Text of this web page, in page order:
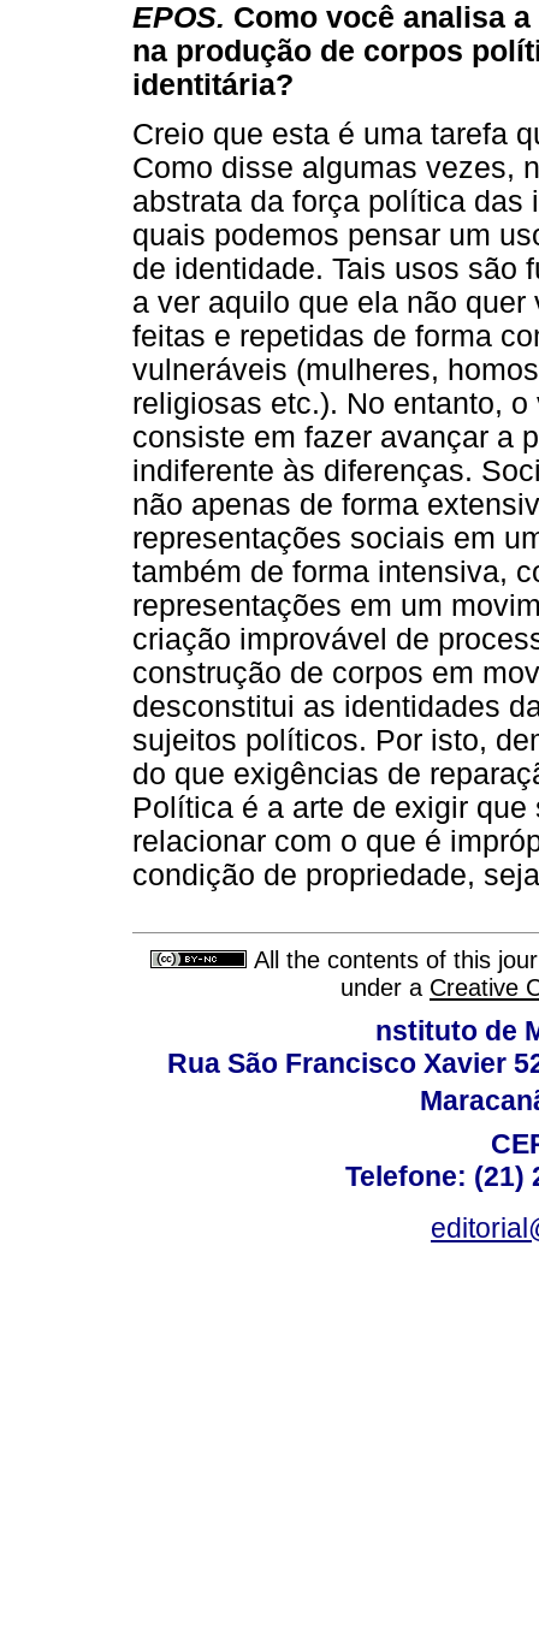
EPOS. Como você analisa
na produção de corpos
identitária?
Creio que esta é uma tarefa
Como disse algumas vezes,
abstrata da força política
quais podemos pensar um
de identidade. Tais usos são
a ver aquilo que ela não
feitas e repetidas de forma
vulneráveis (mulheres,
religiosas etc.). No entanto,
consiste em fazer avançar a
indiferente às diferenças.
não apenas de forma
representações sociais em
também de forma intensiva,
representações em um
criação improvável de
construção de corpos em
desconstitui as identidades
sujeitos políticos. Por isto,
do que exigências de
Política é a arte de exigir
relacionar com o que é
condição de propriedade,
All the contents of this
under a Creative
nstituto de
Rua São Francisco Xavier
Telefone: (21)